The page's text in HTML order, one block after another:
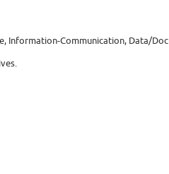
Information-Communication, Data/